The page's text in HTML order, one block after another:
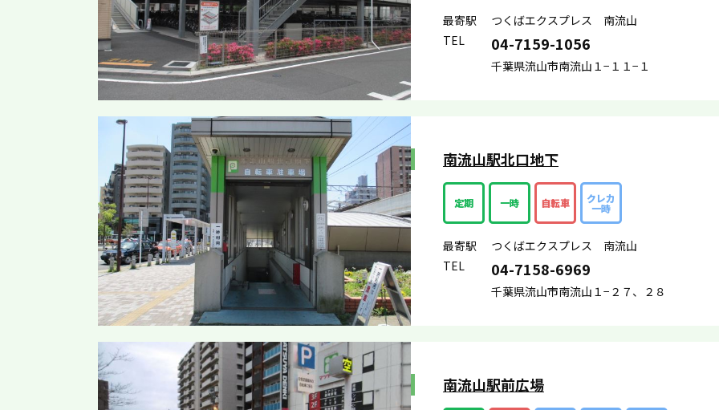
最寄駅
つくばエクスプレス 南流山
TEL
04-7159-1056
千葉県流山市南流山１−１１−１
南流山駅北口地下
定期 一時 自転車 クレカ
一時
最寄駅
つくばエクスプレス 南流山
TEL
04-7158-6969
千葉県流山市南流山１−２７、２８
南流山駅前広場